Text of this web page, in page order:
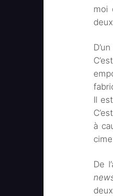
moi
Il
à
De